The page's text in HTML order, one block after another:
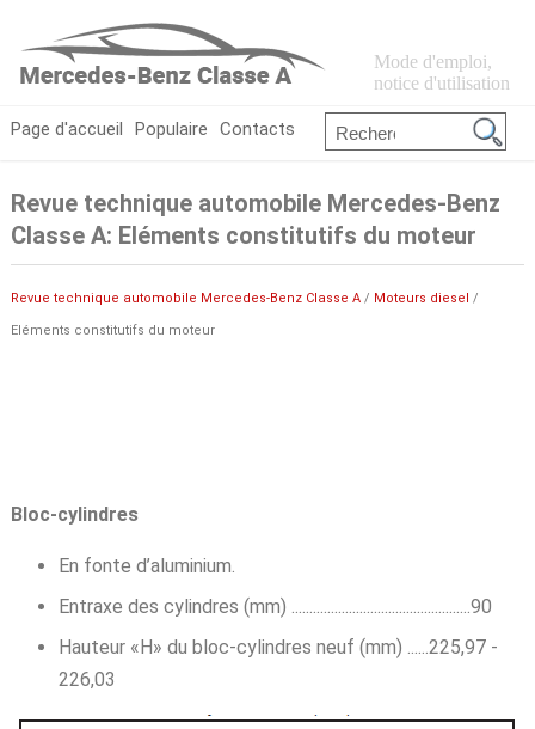
Mode d'emploi,
notice d'utilisation
Page d'accueil Populaire Contacts
Revue technique automobile Mercedes-Benz
Classe A: Eléments constitutifs du moteur
Revue technique automobile Mercedes-Benz Classe A/ Moteurs diesel /
Eléments constitutifs du moteur
Bloc-cylindres
En fonte d’aluminium.
Entraxe des cylindres (mm) ..................................................90
Hauteur «H» du bloc-cylindres neuf (mm) ......225,97 -
226,03